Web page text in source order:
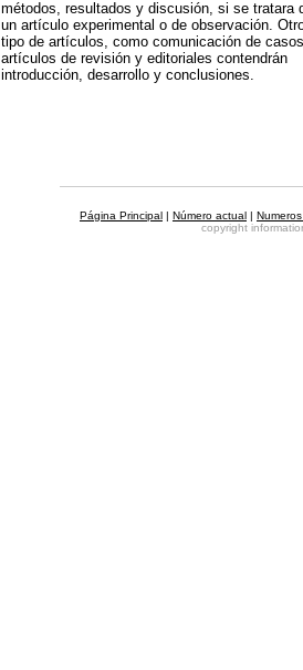
métodos, resultados y discusión, si se tratara
un artículo experimental o de observación.
tipo de artículos, como comunicación de
artículos de revisión y editoriales contendrán
introducción, desarrollo y conclusiones.
Página Principal | Número actual |
copyright